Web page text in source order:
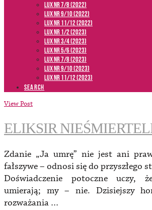
LUX NR 7/8 (2022)
LUX nr 9/10 (2022)
LUX NR 11/12 (2022)
LUX NR 1/2 (2023)
LUX NR 3/4 (2023)
LUX NR 5/6 (2023)
LUX NR 7/8 (2023)
LUX NR 9/10 (2023)
LUX NR 11/12 (2023)
SEARCH
View Post
ELIKSIR
Zdanie „Ja umrę” nie jest ani
fałszywe – odnosi się do przyszłego
Doświadczenie potoczne
umierają; my – nie. Dzisiejszy
rozważania …